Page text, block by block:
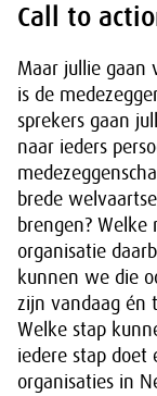
Call to
Maar jullie gaan
is de
sprekers gaan
naar ieders
brede
brengen?
organisatie
kunnen we die
zijn vandaag én
Welke stap
iedere stap
organisaties in